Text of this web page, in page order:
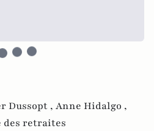
Dussopt , Anne Hidalgo ,
des retraites